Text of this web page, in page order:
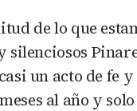
de lo que
silenciosos
un acto de fe
al año y